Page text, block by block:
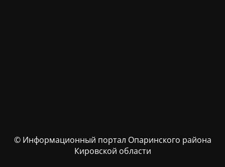
© Информационный портал Опаринского района
Кировской области